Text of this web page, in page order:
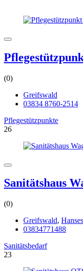
(0)
Greifswald
03834 8760-2514
Pflegestützpunkte
26
Sanitätshaus
(0)
Greifswald,
03834771488
Sanitätsbedarf
23